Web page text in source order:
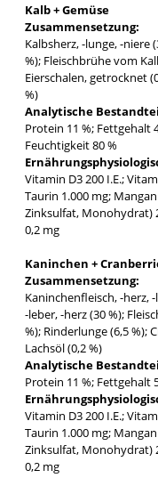
Kalb + Gemüse
Zusammensetzung:
Kalbsherz, -lunge, -niere
%); Fleischbrühe vom
Eierschalen, getrocknet
%)
Analytische
Protein 11 %; Fettgehalt
Feuchtigkeit 80 %
Vitamin D3 200 I.E.;
Taurin 1.000 mg;
Zinksulfat, Monohydrat)
0,2 mg
Kaninchen +
Zusammensetzung:
Kaninchenfleisch, -herz,
-leber, -herz (30 %);
%); Rinderlunge (6,5 %);
Lachsöl (0,2 %)
Analytische
Protein 11 %; Fettgehalt
Vitamin D3 200 I.E.;
Taurin 1.000 mg;
Zinksulfat, Monohydrat)
0,2 mg